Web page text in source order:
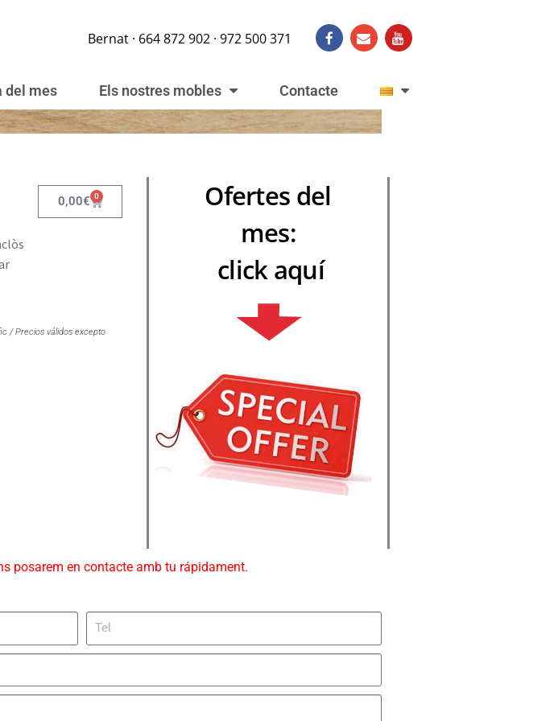
Bernat · 664 872 902 · 972 500 371
del mes Els nostres mobles Contacte
0,00€ 0
/ Precios válidos excepto
Ofertes del
mes:
click aquí
posarem en contacte amb tu rápidament.